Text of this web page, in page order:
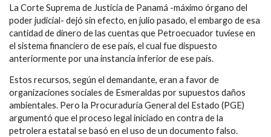
La Corte Suprema de Justicia de Panamá -máximo órgano del
poder judicial- dejó sin efecto, en julio pasado, el embargo de esa
cantidad de dinero de las cuentas que Petroecuador tuviese en
el sistema financiero de ese país, el cual fue dispuesto
anteriormente por una instancia inferior de ese país.
Estos recursos, según el demandante, eran a favor de
organizaciones sociales de Esmeraldas por supuestos daños
ambientales. Pero la Procuraduría General del Estado (PGE)
argumentó que el proceso legal iniciado en contra de la
petrolera estatal se basó en el uso de un documento falso.